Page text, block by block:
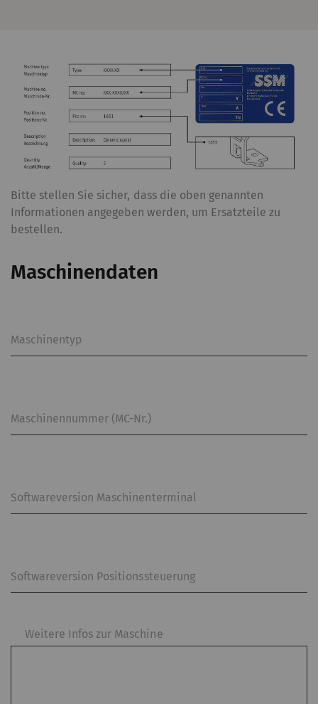
Bitte stellen Sie sicher, dass die oben genannten
Informationen angegeben werden, um Ersatzteile zu
bestellen.
Maschinendaten
Maschinentyp
Maschinennummer (MC-Nr.)
Softwareversion Maschinenterminal
Softwareversion Positionssteuerung
Weitere Infos zur Maschine